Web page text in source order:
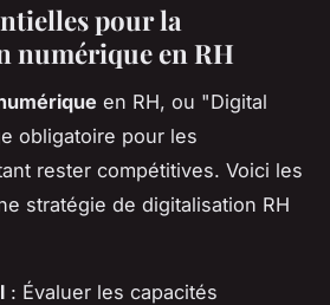
pour la
numérique en RH
en RH, ou "Digital
obligatoire pour les
rester compétitives. Voici les
stratégie de digitalisation RH
: Évaluer les capacités